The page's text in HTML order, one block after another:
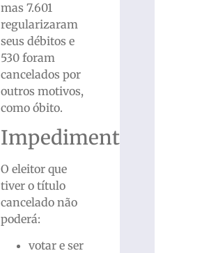
mas 7.601
regularizaram
seus débitos e
530 foram
cancelados por
outros motivos,
como óbito.
Impedimentos
O eleitor que
tiver o título
cancelado não
poderá:
votar e ser